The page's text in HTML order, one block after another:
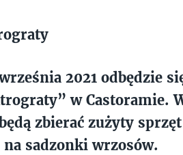
2021 odbędzie
w Castoramie.
zbierać zużyty
sadzonki wrzosów.